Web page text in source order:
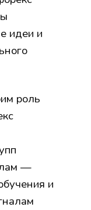
идеи и
роль
—
и